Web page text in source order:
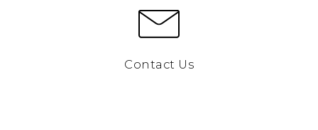
Contact Us